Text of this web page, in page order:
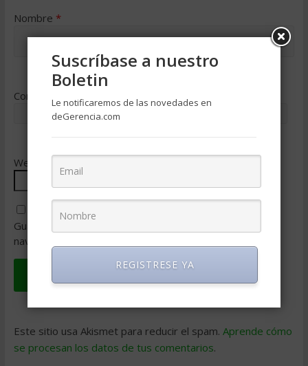
Nombre *
Correo electrónico
Web
Guarda mi nombre, correo electrónico y web en este
navegador para la próxima vez que comente.
Este sitio usa Akismet para reducir el spam. Aprende cómo
se procesan los datos de tus comentarios.
Suscríbase a nuestro
Boletin
Le notificaremos de las novedades en
deGerencia.com
REGISTRESE YA